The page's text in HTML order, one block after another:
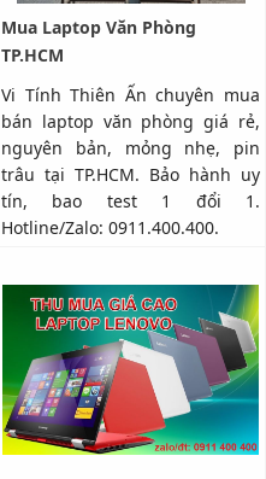
Mua Laptop Văn Phòng
TP.HCM
Vi Tính Thiên Ấn chuyên mua
bán laptop văn phòng giá rẻ,
nguyên bản, mỏng nhẹ, pin
trâu tại TP.HCM. Bảo hành uy
tín, bao test 1 đổi 1.
Hotline/Zalo: 0911.400.400.